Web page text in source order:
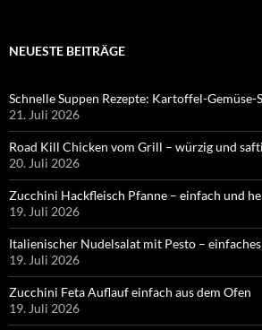
NEUESTE BEITRÄGE
Schnelle Suppen Rezepte: Kartoffel-Gemüse-
21. Juli 2026
Road Kill Chicken vom Grill – würzig und
20. Juli 2026
Zucchini Hackfleisch Pfanne – einfach und
19. Juli 2026
Italienischer Nudelsalat mit Pesto –
19. Juli 2026
Zucchini Feta Auflauf einfach aus dem Ofen
19. Juli 2026